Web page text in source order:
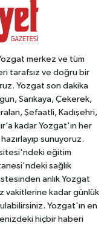
merkez ve tüm
tarafsız ve doğru bir
Yozgat son dakika
Sarıkaya, Çekerek,
Şefaatli, Kadışehri,
kadar Yozgat'ın her
sunuyoruz.
eğitim
sağlık
anlık Yozgat
vakitlerine kadar günlük
Yozgat'ın en
hiçbir haberi